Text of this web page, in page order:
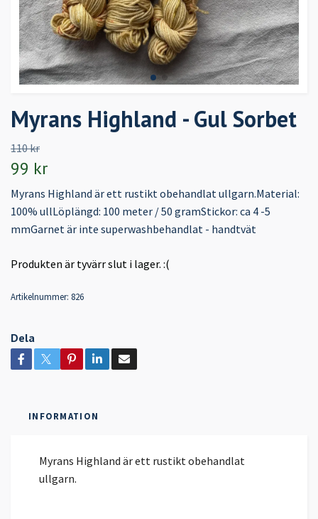
Myrans Highland - Gul Sorbet
110 kr
99 kr
Myrans Highland är ett rustikt obehandlat ullgarn.Material:
100% ullLöplängd: 100 meter / 50 gramStickor: ca 4 -5
mmGarnet är inte superwashbehandlat - handtvät
Produkten är tyvärr slut i lager. :(
Artikelnummer: 826
Dela
INFORMATION
Myrans Highland är ett rustikt obehandlat
ullgarn.